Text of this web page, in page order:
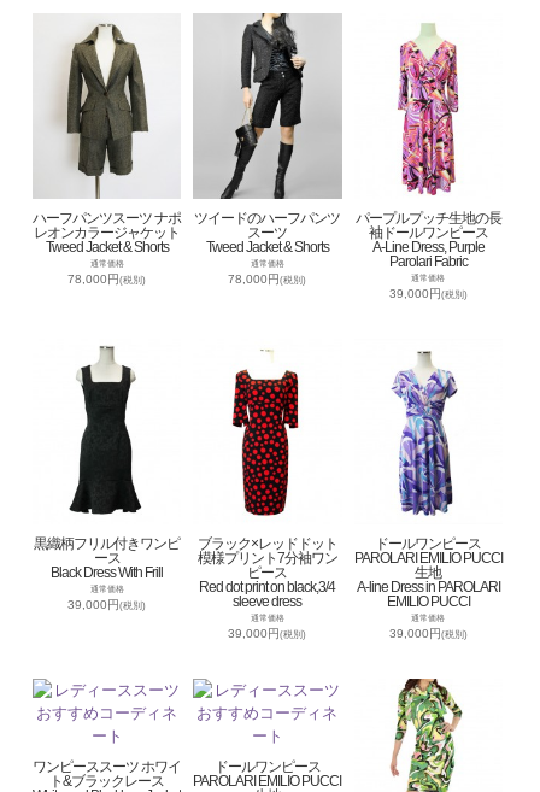
ハーフパンツスーツ ナポ
レオンカラージャケット
Tweed Jacket & Shorts
通常価格
78,000円(税別)
ツイードのハーフパンツ
スーツ
Tweed Jacket & Shorts
通常価格
78,000円(税別)
パープルプッチ生地の長
袖ドールワンピース
A-Line Dress, Purple
Parolari Fabric
通常価格
39,000円(税別)
黒織柄フリル付きワンピ
ース
Black Dress With Frill
通常価格
39,000円(税別)
ブラック×レッドドット
模様プリント7分袖ワン
ピース
Red dot print on black,3/4
sleeve dress
通常価格
39,000円(税別)
ドールワンピース
PAROLARI EMILIO PUCCI
生地
A-line Dress in PAROLARI
EMILIO PUCCI
通常価格
39,000円(税別)
ワンピーススーツ ホワイ
ト&ブラックレース
ドールワンピース
PAROLARI EMILIO PUCCI